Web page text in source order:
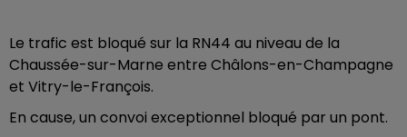
Le trafic est bloqué sur la RN44 au niveau de la
Chaussée-sur-Marne entre Châlons-en-Champagne
et Vitry-le-François.
En cause, un convoi exceptionnel bloqué par un pont.